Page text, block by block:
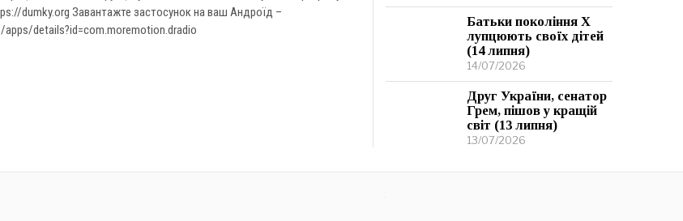
dumky.org Завантажте застосунок на ваш Андроїд –
details?id=com.moremotion.dradio
Батьки покоління Х
лупцюють своїх дітей
(14 липня)
14/07/2026
Друг України, сенатор
Грем, пішов у кращій
світ (13 липня)
13/07/2026